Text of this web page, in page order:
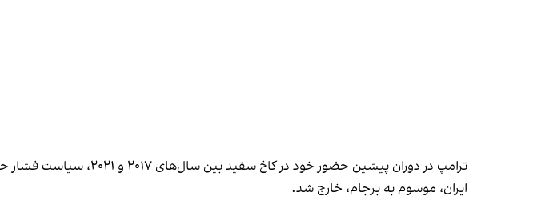
ترامپ در دوران پیشین
ایران، موسوم به برجام، خارج شد.